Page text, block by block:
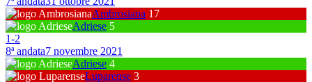
Ambrosiana 17
Adriese 5
1-2
8ª andata7 novembre 2021
Adriese 4
Luparense 3